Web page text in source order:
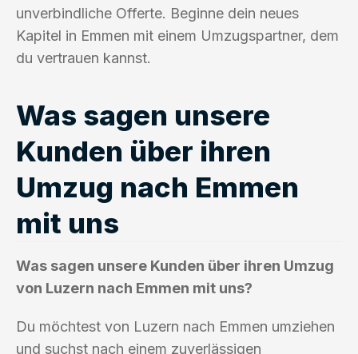
unverbindliche Offerte. Beginne dein neues
Kapitel in Emmen mit einem Umzugspartner, dem
du vertrauen kannst.
Was sagen unsere
Kunden über ihren
Umzug nach Emmen
mit uns
Was sagen unsere Kunden über ihren Umzug
von Luzern nach Emmen mit uns?
Du möchtest von Luzern nach Emmen umziehen
und suchst nach einem zuverlässigen